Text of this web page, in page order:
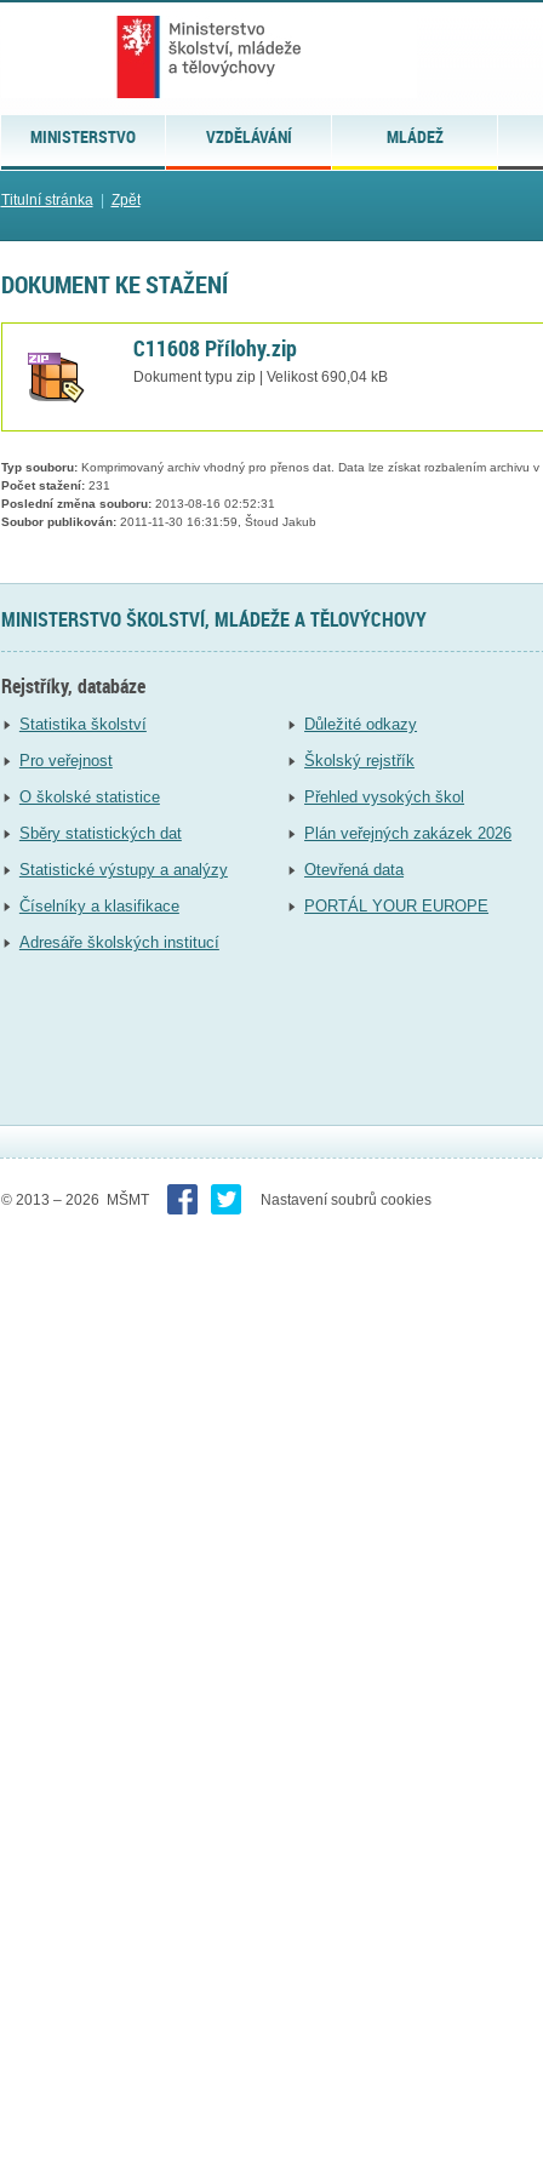
MINISTERSTVO VZDĚLÁVÁNÍ MLÁDEŽ
Titulní stránka| Zpět
DOKUMENT KE STAŽENÍ
C11608 Přílohy.zip
Dokument typu zip | Velikost 690,04 kB
Typ souboru:Komprimovaný archiv vhodný pro přenos dat. Data lze získat rozbalením archivu
Počet stažení:231
Poslední změna souboru:2013-08-16 02:52:31
Soubor publikován:2011-11-30 16:31:59, Štoud Jakub
MINISTERSTVO ŠKOLSTVÍ, MLÁDEŽE A TĚLOVÝCHOVY
Rejstříky, databáze
Statistika školství
Pro veřejnost
O školské statistice
Sběry statistických dat
Statistické výstupy a analýzy
Číselníky a klasifikace
Adresáře školských institucí
Důležité odkazy
Školský rejstřík
Přehled vysokých škol
Plán veřejných zakázek 2026
Otevřená data
PORTÁL YOUR EUROPE
© 2013 – 2026 MŠMT Nastavení soubrů cookies